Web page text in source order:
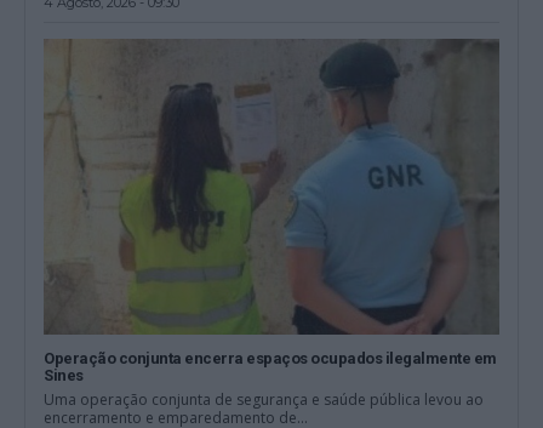
Operação conjunta encerra espaços ocupados ilegalmente em
Sines
Uma operação conjunta de segurança e saúde pública levou ao
encerramento e emparedamento de...